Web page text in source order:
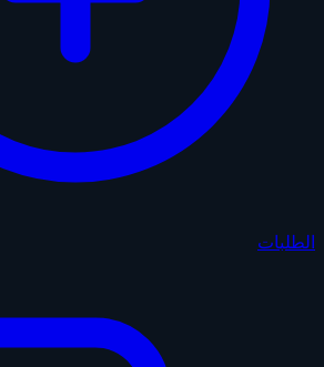
الطلبات